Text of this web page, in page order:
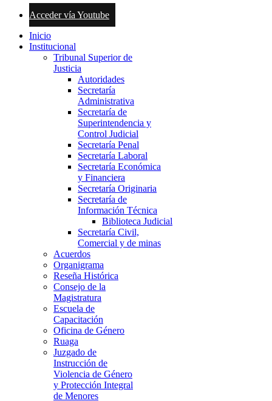
Acceder vía Youtube
Inicio
Institucional
Tribunal Superior de
Justicia
Autoridades
Secretaría
Administrativa
Secretaría de
Superintendencia y
Control Judicial
Secretaría Penal
Secretaría Laboral
Secretaría Económica
y Financiera
Secretaría Originaria
Secretaría de
Información Técnica
Biblioteca Judicial
Secretaría Civil,
Comercial y de minas
Acuerdos
Organigrama
Reseña Histórica
Consejo de la
Magistratura
Escuela de
Capacitación
Oficina de Género
Ruaga
Juzgado de
Instrucción de
Violencia de Género
y Protección Integral
de Menores